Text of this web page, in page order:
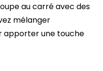
au carré avec des
mélanger
apporter une touche